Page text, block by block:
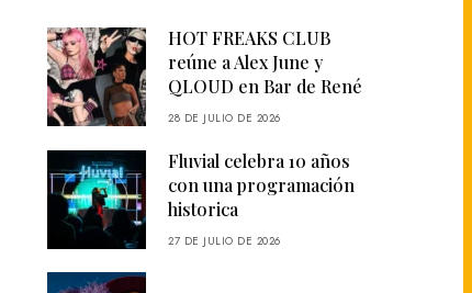
HOT FREAKS CLUB
reúne a Alex June y
QLOUD en Bar de René
28 DE JULIO DE 2026
Fluvial celebra 10 años
con una programación
historica
27 DE JULIO DE 2026